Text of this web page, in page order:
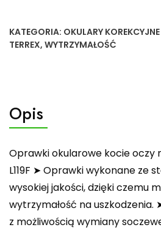
KATEGORIA: OKULARY KOREKCYJNE
TERREX, WYTRZYMAŁOŚĆ
Opis
Oprawki okularowe kocie oczy
L119F ➤ Oprawki wykonane ze
wysokiej jakości, dzięki czemu
wytrzymałość na uszkodzenia.
z możliwością wymiany